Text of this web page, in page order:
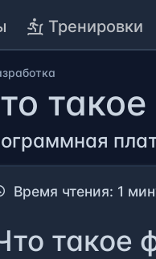
Тренировки
Время чтения: 1
такое